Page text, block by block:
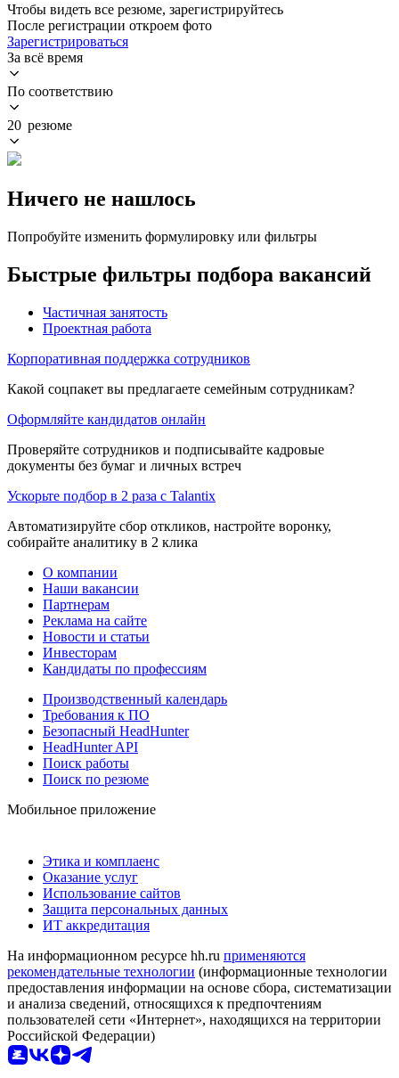
Чтобы видеть все резюме, зарегистрируйтесь
После регистрации откроем фото
Зарегистрироваться
За всё время
По соответствию
20 резюме
Ничего не нашлось
Попробуйте изменить формулировку или фильтры
Быстрые фильтры подбора вакансий
Частичная занятость
Проектная работа
Корпоративная поддержка сотрудников
Какой соцпакет вы предлагаете семейным сотрудникам?
Оформляйте кандидатов онлайн
Проверяйте сотрудников и подписывайте кадровые
документы без бумаг и личных встреч
Ускорьте подбор в 2 раза с Talantix
Автоматизируйте сбор откликов, настройте воронку,
собирайте аналитику в 2 клика
О компании
Наши вакансии
Партнерам
Реклама на сайте
Новости и статьи
Инвесторам
Кандидаты по профессиям
Производственный календарь
Требования к ПО
Безопасный HeadHunter
HeadHunter API
Поиск работы
Поиск по резюме
Мобильное приложение
Этика и комплаенс
Оказание услуг
Использование сайтов
Защита персональных данных
ИТ аккредитация
На информационном ресурсе hh.ru применяются
рекомендательные технологии (информационные технологии
предоставления информации на основе сбора, систематизации
и анализа сведений, относящихся к предпочтениям
пользователей сети «Интернет», находящихся на территории
Российской Федерации)